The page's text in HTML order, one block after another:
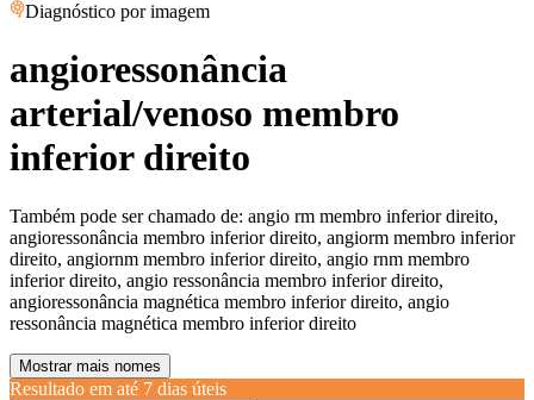
Diagnóstico por imagem
angioressonância
arterial/venoso membro
inferior direito
Também pode ser chamado de: angio rm membro inferior direito,
angioressonância membro inferior direito, angiorm membro inferior
direito, angiornm membro inferior direito, angio rnm membro
inferior direito, angio ressonância membro inferior direito,
angioressonância magnética membro inferior direito, angio
ressonância magnética membro inferior direito
Mostrar mais nomes
Resultado em até 7 dias úteis